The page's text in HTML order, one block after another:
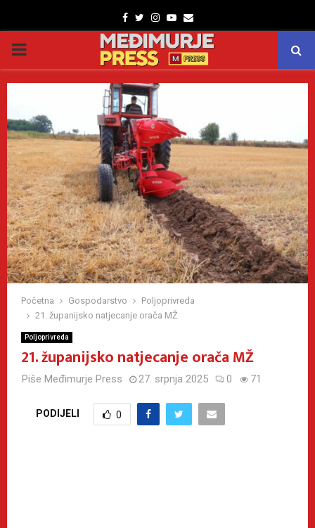
Facebook
TwitterInstagram
Youtube
Email
PRIMARY
MENU
Početna Gospodarstvo
Poljoprivreda
21. županijsko natjecanje orača MŽ
Poljoprivreda
21. županijsko natjecanje orača MŽ
Piše Međimurje Press 27. srpnja 2025 0 71
PODIJELI 0